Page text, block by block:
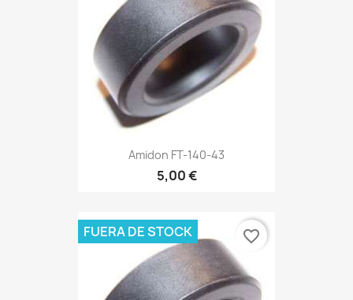
Amidon FT-140-43
5,00 €
FUERA DE STOCK favorite_border